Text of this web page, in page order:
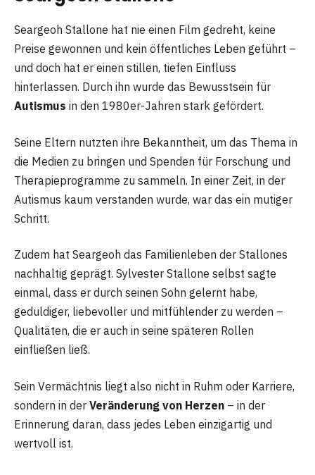
Seargeoh Stallone hat nie einen Film gedreht, keine
Preise gewonnen und kein öffentliches Leben geführt –
und doch hat er einen stillen, tiefen Einfluss
hinterlassen. Durch ihn wurde das Bewusstsein für
Autismus in den 1980er-Jahren stark gefördert.
Seine Eltern nutzten ihre Bekanntheit, um das Thema in
die Medien zu bringen und Spenden für Forschung und
Therapieprogramme zu sammeln. In einer Zeit, in der
Autismus kaum verstanden wurde, war das ein mutiger
Schritt.
Zudem hat Seargeoh das Familienleben der Stallones
nachhaltig geprägt. Sylvester Stallone selbst sagte
einmal, dass er durch seinen Sohn gelernt habe,
geduldiger, liebevoller und mitfühlender zu werden –
Qualitäten, die er auch in seine späteren Rollen
einfließen ließ.
Sein Vermächtnis liegt also nicht in Ruhm oder Karriere,
sondern in der Veränderung von Herzen – in der
Erinnerung daran, dass jedes Leben einzigartig und
wertvoll ist.